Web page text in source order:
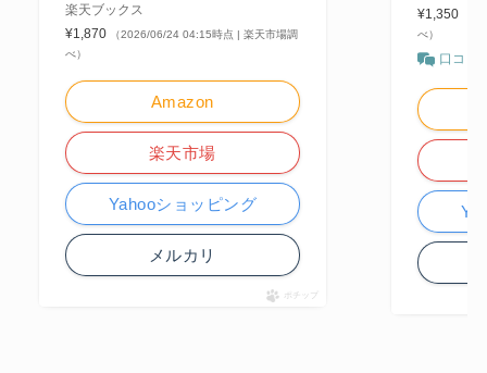
楽天ブックス
¥1,870
（2026/06/24 04:15時点 | 楽天市場調
べ）
Amazon
楽天市場
Yahooショッピング
メルカリ
ポチップ
¥1,350
べ）
口コミ